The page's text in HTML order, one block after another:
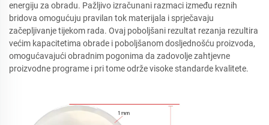
energiju za obradu. Pažljivo izračunani razmaci između reznih
bridova omogućuju pravilan tok materijala i sprječavaju
začepljivanje tijekom rada. Ovaj poboljšani rezultat rezanja rezultira
većim kapacitetima obrade i poboljšanom dosljednošću proizvoda,
omogućavajući obradnim pogonima da zadovolje zahtjevne
proizvodne programe i pri tome održe visoke standarde kvalitete.